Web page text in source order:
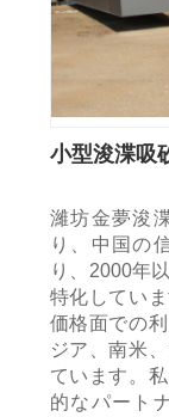
小型浚渫吸
濰坊金夢浚
り、中国の
り、2000年
特化してい
価格面での
ジア、南米
ています。
的なパート